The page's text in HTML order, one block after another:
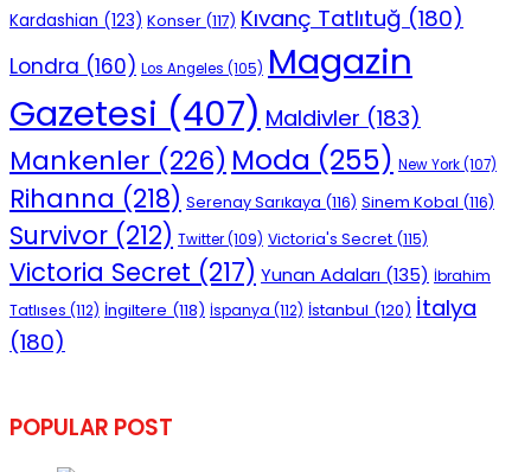
Kardashian (123) Konser (117) Kıvanç Tatlıtuğ (180)
Londra (160) Los Angeles (105) Magazin
Gazetesi (407) Maldivler (183)
Mankenler (226) Moda (255) New York(107)
Rihanna (218) Serenay Sarıkaya (116) Sinem Kobal (116)
Survivor (212) Twitter(109) Victoria's Secret (115)
Victoria Secret (217) Yunan Adaları (135) İbrahim
Tatlıses (112) İngiltere (118) İspanya (112) İstanbul (120) İtalya
(180)
POPULAR POST